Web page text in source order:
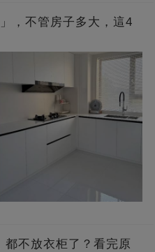
，不管房子多大，這4
不放衣柜了？看完原